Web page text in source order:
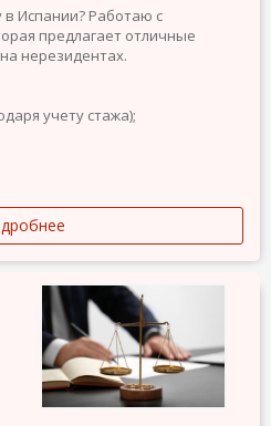
Испании? Работаю с
предлагает отличные
нерезидентах.
учету стажа);